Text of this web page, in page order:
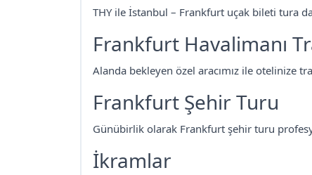
THY ile İstanbul – Frankfurt uçak bileti tura
Frankfurt Havalimanı
Alanda bekleyen özel aracımız ile otelinize
Frankfurt Şehir Turu
Günübirlik olarak Frankfurt şehir turu
İkramlar